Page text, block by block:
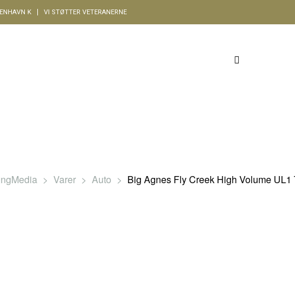
K VI STØTTER VETERANERNE
> Varer > Auto > Big Agnes Fly Creek High Volume UL1